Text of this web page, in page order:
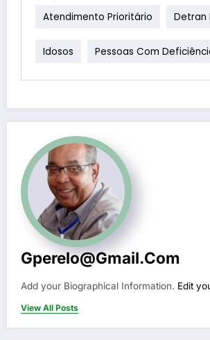
Atendimento Prioritário Detran
Idosos Pessoas Com
Gperelo@gmail.com
Add your Biographical Information. Edit
View All Posts